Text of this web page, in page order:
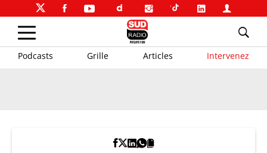
Podcasts Grille Articles Intervenez